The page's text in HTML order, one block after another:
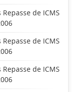
de ICMS
de ICMS
de ICMS